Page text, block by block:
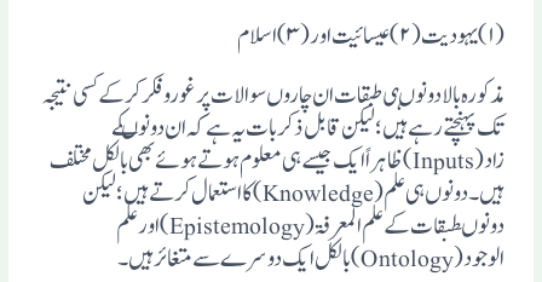
(۱)یہودیت(۲)عیسائیت اور(۳)اسلام
مذکورہ بالادونوںہی طبقات ان چاروں سوالات پرغوروفکرکرکے کسی نتیجہ
تک پہنچتے رہے ہیں؛لیکن قابل ذکربات یہ ہے کہ ان دونوںکے
زاد(Inputs)ظاہراً ایک جیسے ہی معلوم ہوتے ہوئے بھی بالکل مختلف
ہیں ۔ دونوں ہی علم(Knowledge)کااستعمال کرتے ہیں؛لیکن
دونوںطبقات کے علم المعرفۃ (Epistemology)اورعلم
الوجود(Ontology)بالکل ایک دوسرے سے متغائرہیں۔